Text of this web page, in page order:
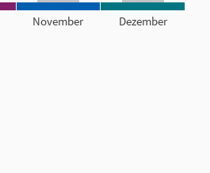
November Dezember